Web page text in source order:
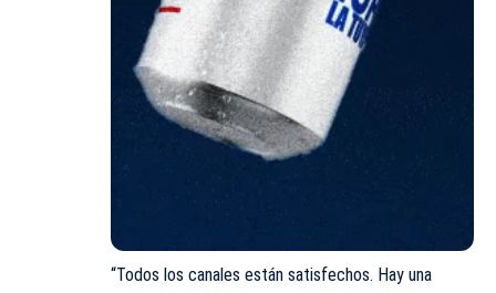
“Todos los canales están satisfechos. Hay una